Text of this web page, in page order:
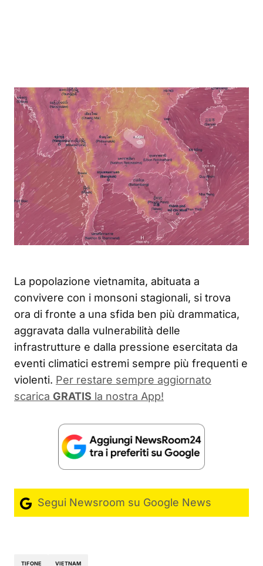
La popolazione vietnamita, abituata a
convivere con i monsoni stagionali, si trova
ora di fronte a una sfida ben più drammatica,
aggravata dalla vulnerabilità delle
infrastrutture e dalla pressione esercitata da
eventi climatici estremi sempre più frequenti e
violenti. Per restare sempre aggiornato
scarica GRATIS la nostra App!
Segui Newsroom su Google News
TIFONE VIETNAM